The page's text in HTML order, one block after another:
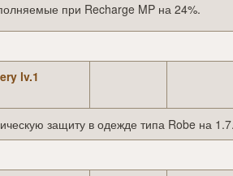
при Recharge MP на 24%.
lv.1
защиту в одежде типа Robe на